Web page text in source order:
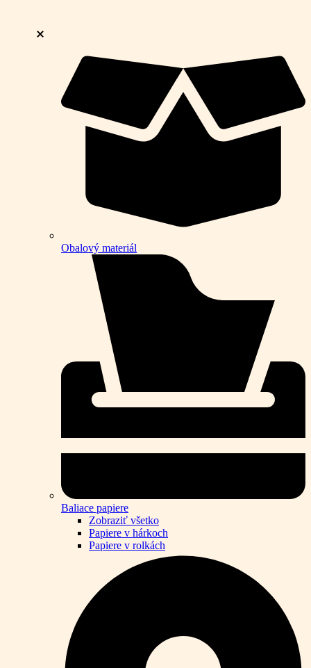
Obalový materiál
Baliace papiere
Zobraziť všetko
Papiere v hárkoch
Papiere v rolkách